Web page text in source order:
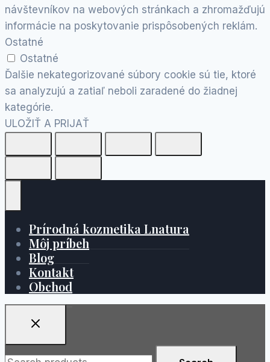
návštevníkov na webových stránkach a zhromažďujú
informácie na poskytovanie prispôsobených reklám.
Ostatné
Ostatné
Ďalšie nekategorizované súbory cookie sú tie, ktoré
sa analyzujú a zatiaľ neboli zaradené do žiadnej
kategórie.
ULOŽIŤ A PRIJAŤ
Prírodná kozmetika Lnatura
Môj príbeh
Blog
Kontakt
Obchod
Search